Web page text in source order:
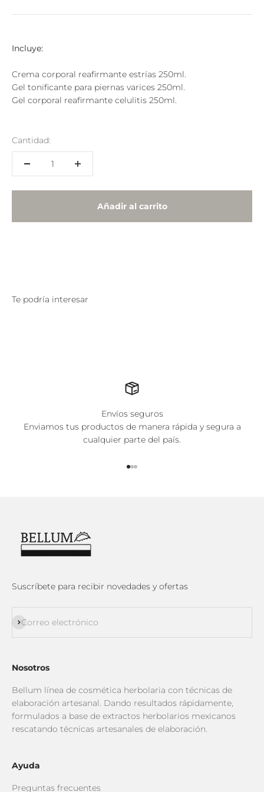
Incluye:
Crema corporal reafirmante estrías 250ml.
Gel tonificante para piernas varices 250ml.
Gel corporal reafirmante celulitis 250ml.
Cantidad:
Añadir al carrito
Te podría interesar
Envíos seguros
Enviamos tus productos de manera rápida y segura a
cualquier parte del país.
Suscríbete para recibir novedades y ofertas
Correo electrónico
Suscribirse
Nosotros
Bellum línea de cosmética herbolaria con técnicas de
elaboración artesanal. Dando resultados rápidamente,
formulados a base de extractos herbolarios mexicanos
rescatando técnicas artesanales de elaboración.
Ayuda
Preguntas frecuentes